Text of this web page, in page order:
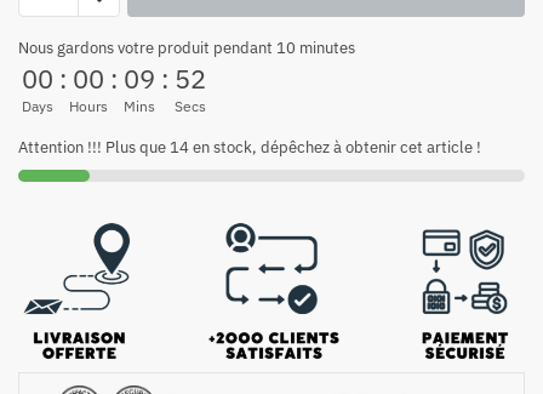
Nous gardons votre produit pendant 10 minutes
00
Days
: 00
Hours
: 09
Mins
: 52
Secs
Attention !!! Plus que 14 en stock, dépêchez à obtenir cet article !